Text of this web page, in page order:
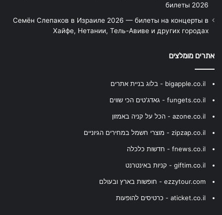
билеты 2026
Семён Слепаков в Израиле 2026 — билеты на концерты в
Хайфе, Нетании, Тель-Авиве и других городах
אתרים מומלצים
bigapple.co.il - בלוג בניית אתרים
fungets.co.il - גאדג'טים הכי שווים
azone.co.il - הכל על קניה באמזון
zipzap.co.il - מוצרי חשמל במחירים הגיוניים
fnews.co.il - חדשות כלכלה
giftim.co.il - קניות באינטרנט
ezzytour.com - חופשות בארץ ובעולם
aticket.co.il - כרטיסים להופעות